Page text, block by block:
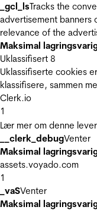
_gcl_lsTracks the
advertisement banners
relevance of the
Maksimal
Uklassifisert 8
Uklassifiserte cookies
klassifisere, sammen
Clerk.io
1
Lær mer om denne
__clerk_debugVenter
Maksimal
assets.voyado.com
1
_vaSVenter
Maksimal